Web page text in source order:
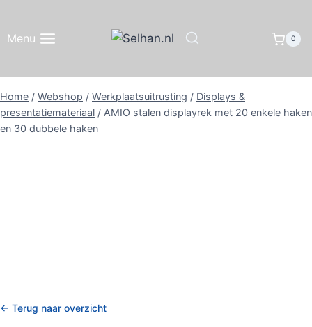
inhoud
Menu 0
Home / Webshop / Werkplaatsuitrusting / Displays &
presentatiemateriaal / AMIO stalen displayrek met 20 enkele haken
en 30 dubbele haken
← Terug naar overzicht